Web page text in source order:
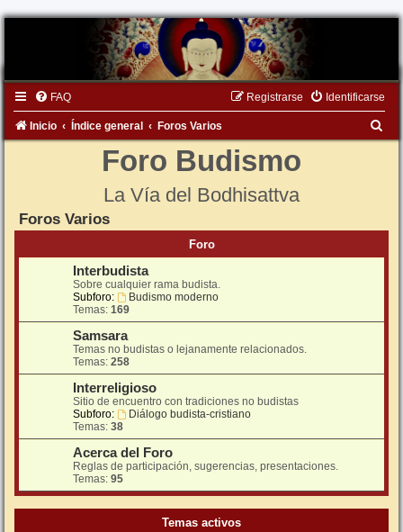
FAQ Identificarse
Registrarse
Inicio Índice general Foros Varios
Foro Budismo
La Vía del Bodhisattva
Foros Varios
Foro
Interbudista
Sobre cualquier rama budista.
Subforo:
Budismo moderno
Temas: 169
Samsara
Temas no budistas o lejanamente relacionados.
Temas: 258
Interreligioso
Sitio de encuentro con tradiciones no budistas
Subforo:
Diálogo budista-cristiano
Temas: 38
Acerca del Foro
Reglas de participación, sugerencias, presentaciones.
Temas: 95
Temas activos